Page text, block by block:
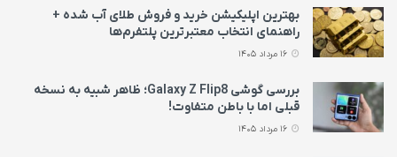
بهترین اپلیکیشن خرید و فروش طلای آب شده +
راهنمای انتخاب معتبرترین پلتفرم‌ها
بررسی گوشی Galaxy Z Flip8؛ ظاهر شبیه به نسخه
قبلی اما با باطن متفاوت!